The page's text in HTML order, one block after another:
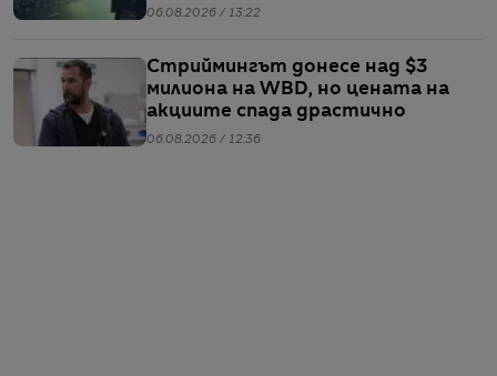
06.08.2026 / 13:22
Стриймингът донесе над $3
милиона на WBD, но цената на
акциите спада драстично
06.08.2026 / 12:36